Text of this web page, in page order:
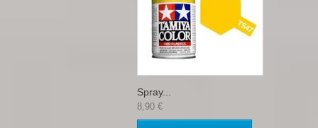
Spray...
8,90 €